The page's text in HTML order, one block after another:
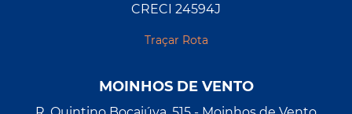
CRECI 24594J
Traçar Rota
MOINHOS DE VENTO